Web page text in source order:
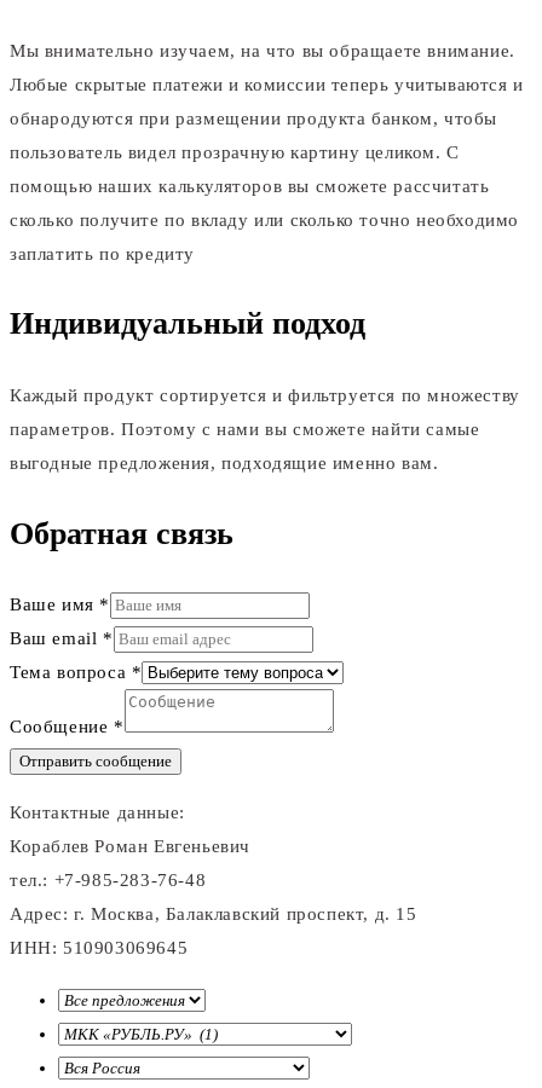
Мы внимательно изучаем, на что вы обращаете внимание.
Любые скрытые платежи и комиссии теперь учитываются и
обнародуются при размещении продукта банком, чтобы
пользователь видел прозрачную картину целиком. С
помощью наших калькуляторов вы сможете рассчитать
сколько получите по вкладу или сколько точно необходимо
заплатить по кредиту
Индивидуальный подход
Каждый продукт сортируется и фильтруется по множеству
параметров. Поэтому с нами вы сможете найти самые
выгодные предложения, подходящие именно вам.
Обратная связь
Ваше имя *
Ваш email *
Тема вопроса *
Сообщение *
Отправить сообщение
Контактные данные:
Кораблев Роман Евгеньевич
тел.: +7-985-283-76-48
Адрес: г. Москва, Балаклавский проспект, д. 15
ИНН: 510903069645